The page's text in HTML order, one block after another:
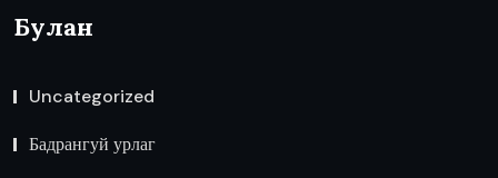
Булан
Uncategorized
Бадрангуй урлаг